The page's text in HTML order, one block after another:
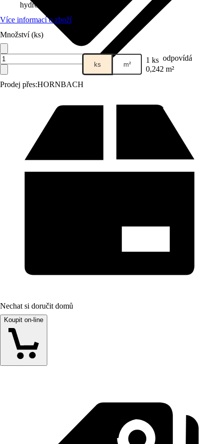
Prodej přes:HORNBACH
hydrofobní vrstvou
Více informací o zboží
Množství (ks)
ks m² 1 ks odpovídá
0,242 m²
Nechat si doručit domů
Koupit on-line